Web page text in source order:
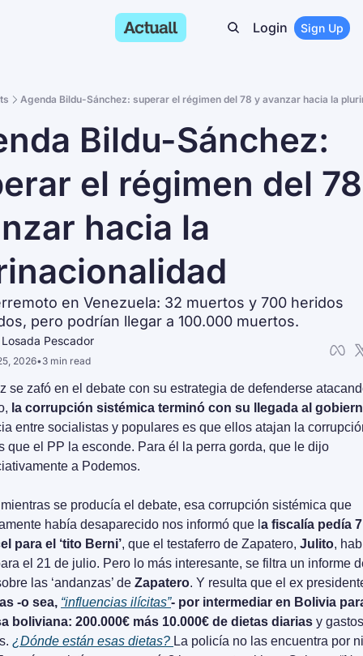
Login Sign Up
Agenda Bildu-Sánchez: superar el régimen del 78 y avanzar hacia la
Bildu-Sánchez:
el régimen del
hacia la
en Venezuela: 32 muertos y 700 heridos
pero podrían llegar a 100.000 muertos.
Pescador
2026•3 min read
se zafó en el debate con su estrategia de defenderse
la corrupción sistémica terminó con su llegada al
entre socialistas y populares es que ellos atajan la
que el PP la esconde. Para él la perra gorda, que le dijo
a Podemos.
se producía el debate, esa corrupción sistémica que
había desaparecido nos informó que l a fiscalía pedía
para el ‘tito Berni’, que el testaferro de Zapatero, Julito,
el 21 de julio. Pero lo más interesante, se filtra un informe
las ‘andanzas’ de Zapatero. Y resulta que el ex
-o sea, “influencias ilícitas”- por intermediar en Bolivia
boliviana: 200.000€ más 10.000€ de dietas diarias y gastos
¿Dónde están esas dietas? La policía no las encuentra por